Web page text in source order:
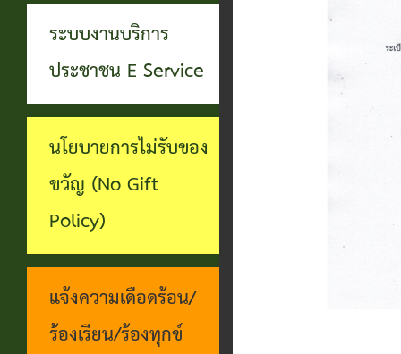
Service)
เว็บไซต์
ระบบงานบริการ
ประชาชน E-Service
นโยบายการไม่รับของ
ขวัญ (No Gift
Policy)
แจ้งความเดือดร้อน/
ร้องเรียน/ร้องทุกข์